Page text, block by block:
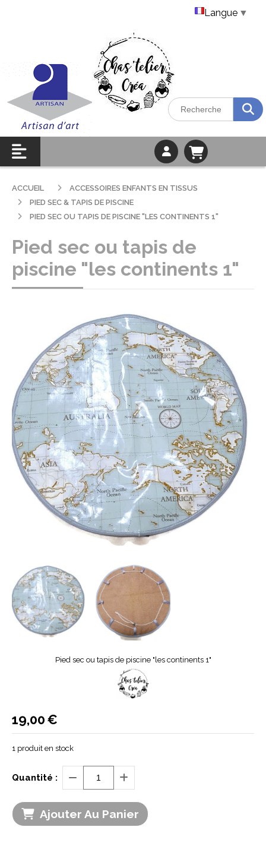
ACCUEIL
ACCESSOIRES ENFANTS EN TISSUS
PIED SEC & TAPIS DE PISCINE
PIED SEC OU TAPIS DE PISCINE "LES CONTINENTS 1"
Pied sec ou tapis de
piscine "les continents 1"
Pied sec ou tapis de piscine "les continents 1"
19,00€
1 produit en stock
Quantité :
Ajouter Au Panier
Langue ▼